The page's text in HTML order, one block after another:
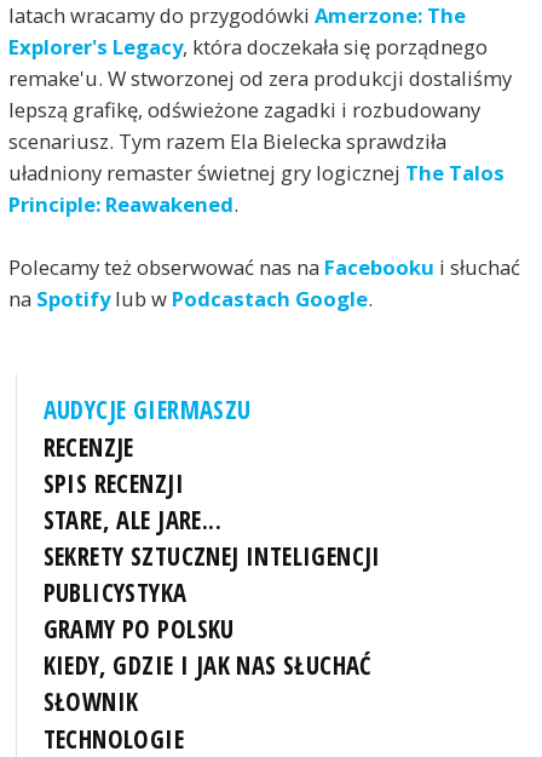
latach wracamy do przygodówki Amerzone: The
Explorer's Legacy, która doczekała się porządnego
remake'u. W stworzonej od zera produkcji dostaliśmy
lepszą grafikę, odświeżone zagadki i rozbudowany
scenariusz. Tym razem Ela Bielecka sprawdziła
uładniony remaster świetnej gry logicznej The Talos
Principle: Reawakened.
Polecamy też obserwować nas na Facebooku i słuchać
na Spotifylub w Podcastach Google.
AUDYCJE GIERMASZU
RECENZJE
SPIS RECENZJI
STARE, ALE JARE...
SEKRETY SZTUCZNEJ INTELIGENCJI
PUBLICYSTYKA
GRAMY PO POLSKU
KIEDY, GDZIE I JAK NAS SŁUCHAĆ
SŁOWNIK
TECHNOLOGIE